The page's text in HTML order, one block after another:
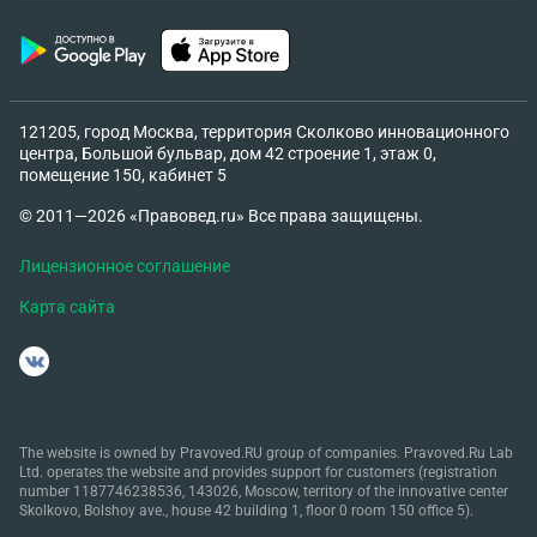
вышеизложенного, руководствуясь ст. 252 ГК РФ,
Также истец отказался дать свое согласие на
перенос запорного газового крана на половину
ответчика. Газовщики без этого согласия не
могут произвести работы. В виду сложившегося
было подано ВСТРЕЧНОЕ ИСКОВОЕ ЗАЯВЛЕНИЕ.
ВОПРОС : Судья требует (настаивает) на
сторон, так как исковые требования от двух
сторон. На втором заседании мы ( встречный иск)
на депозит по экспертизе или гарантийное
предоставления тех.заключения. Можем ли мы в
качестве доказательства (вместо экспертизы)
предъявить в суде этот документ на свое
121205, город Москва, территория Сколково инновационного
центра, Большой бульвар, дом 42 строение 1, этаж 0,
помещение 150, кабинет 5
© 2011—2026 «Правовед.ru» Все права защищены.
Лицензионное соглашение
Карта сайта
The website is owned by Pravoved.RU group of companies. Pravoved.Ru Lab
Ltd. operates the website and provides support for customers (registration
number 1187746238536, 143026, Moscow, territory of the innovative center
Skolkovo, Bolshoy ave., house 42 building 1, floor 0 room 150 office 5).